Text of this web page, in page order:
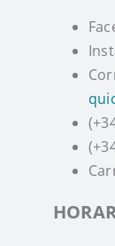
Instagram
Youtube